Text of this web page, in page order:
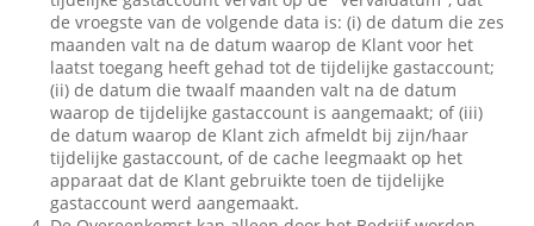
de vroegste van de volgende data is: (i) de datum die zes
maanden valt na de datum waarop de Klant voor het
laatst toegang heeft gehad tot de tijdelijke gastaccount;
(ii) de datum die twaalf maanden valt na de datum
waarop de tijdelijke gastaccount is aangemaakt; of (iii)
de datum waarop de Klant zich afmeldt bij zijn/haar
tijdelijke gastaccount, of de cache leegmaakt op het
apparaat dat de Klant gebruikte toen de tijdelijke
gastaccount werd aangemaakt.